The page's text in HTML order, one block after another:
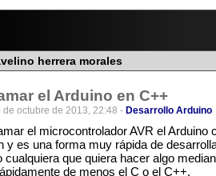
herrera morales
el Arduino en C++
de octubre de 2013, 22:48 - Desarrollo Arduino
el microcontrolador AVR el Arduino
y es una forma muy rápida de
cualquiera que quiera hacer algo
de menos el C o el C++.